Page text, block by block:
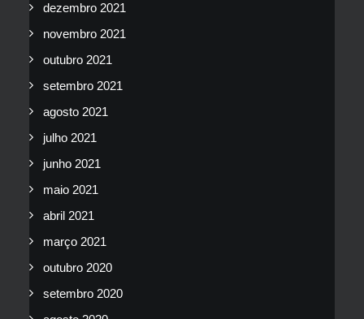
dezembro 2021
novembro 2021
outubro 2021
setembro 2021
agosto 2021
julho 2021
junho 2021
maio 2021
abril 2021
março 2021
outubro 2020
setembro 2020